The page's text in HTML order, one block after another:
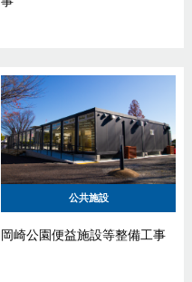
公共施設
岡崎公園便益施設等整備工事